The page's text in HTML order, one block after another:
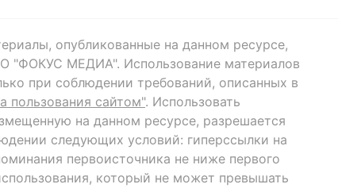
опубликованные на данном ресурсе,
"ФОКУС МЕДИА". Использование материалов
при соблюдении требований, описанных в
пользования сайтом". Использовать
на данном ресурсе, разрешается
следующих условий: гиперссылки на
первоисточника не ниже первого
который не может превышать